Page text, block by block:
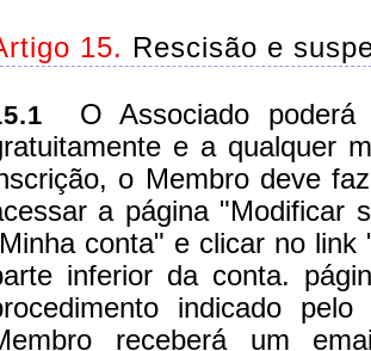
15. Rescisão e
O Associado poderá
e a qualquer
o Membro deve
a página "Modificar
conta" e clicar no
inferior da conta.
indicado
receberá um